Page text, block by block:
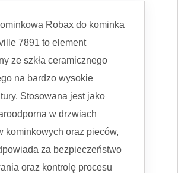
Robax do kominka
7891 to element
ze szkła ceramicznego
na bardzo wysokie
Stosowana jest jako
w drzwiach
kominkowych oraz pieców,
za bezpieczeństwo
oraz kontrolę procesu